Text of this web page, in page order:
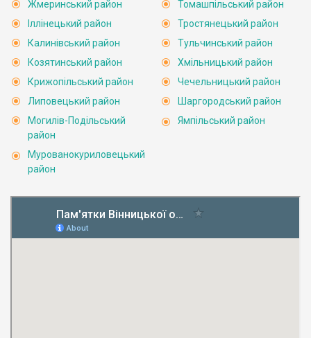
Жмеринський район
Іллінецький район
Калинівський район
Козятинський район
Крижопільський район
Липовецький район
Могилів-Подільський
район
Мурованокуриловецький
район
Томашпільський район
Тростянецький район
Тульчинський район
Хмільницький район
Чечельницький район
Шаргородський район
Ямпільський район